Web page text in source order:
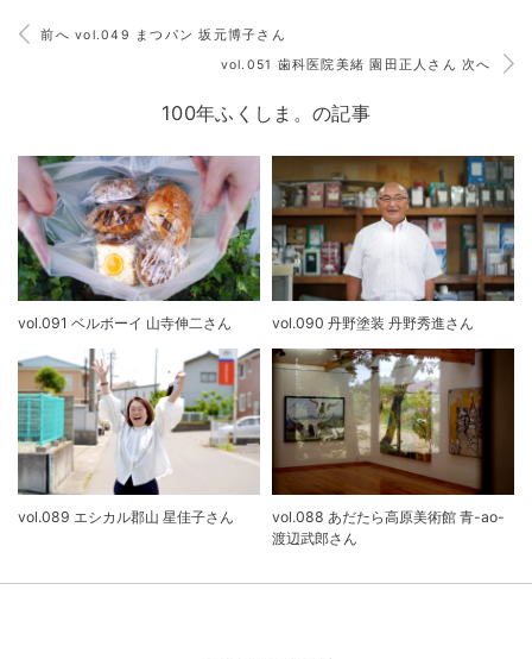
前へ vol.049 まつパン 坂元博子さん
vol.051 歯科医院美緒 園田正人さん 次へ
100年ふくしま。の記事
vol.091 ベルボーイ 山寺伸二さん vol.090 丹野塗装 丹野秀進さん
vol.089 エシカル郡山 星佳子さん
vol.088 あだたら高原美術館 青-ao-
渡辺武郎さん